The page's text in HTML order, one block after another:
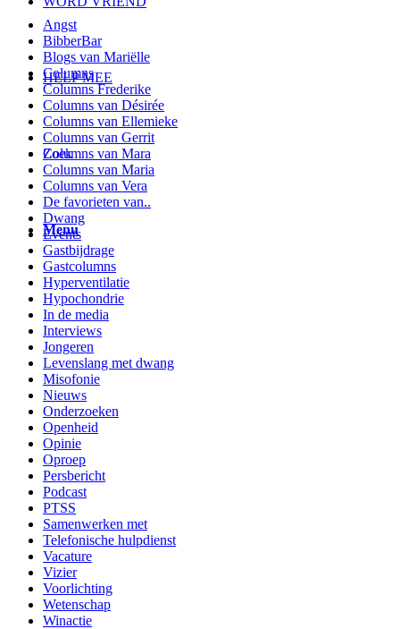
HELP MEE
Zoek
Menu
Angst
BibberBar
Blogs van Mariëlle
Columns
Columns Frederike
Columns van Désirée
Columns van Ellemieke
Columns van Gerrit
Columns van Mara
Columns van Maria
Columns van Vera
De favorieten van..
Dwang
Events
Gastbijdrage
Gastcolumns
Hyperventilatie
Hypochondrie
In de media
Interviews
Jongeren
Levenslang met dwang
Misofonie
Nieuws
Onderzoeken
Openheid
Opinie
Oproep
Persbericht
Podcast
PTSS
Samenwerken met
Telefonische hulpdienst
Vacature
Vizier
Voorlichting
Wetenschap
Winactie